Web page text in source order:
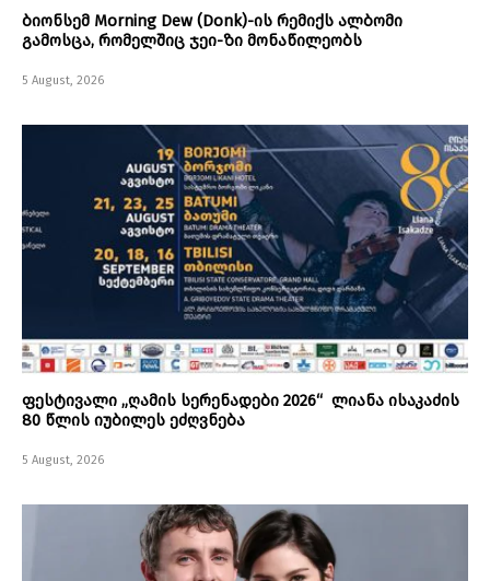
ბიონსემ Morning Dew (Donk)-ის რემიქს ალბომი
გამოსცა, რომელშიც ჯეი-ზი მონაწილეობს
5 August, 2026
ფესტივალი „ღამის სერენადები 2026“ ლიანა ისაკაძის
80 წლის იუბილეს ეძღვნება
5 August, 2026